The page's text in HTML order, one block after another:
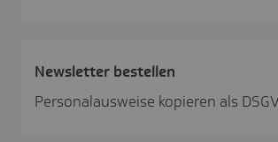
News­letter bestellen
Personalausweise kopieren als